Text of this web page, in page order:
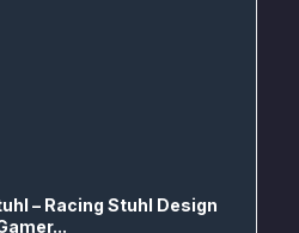
– Racing Stuhl Design